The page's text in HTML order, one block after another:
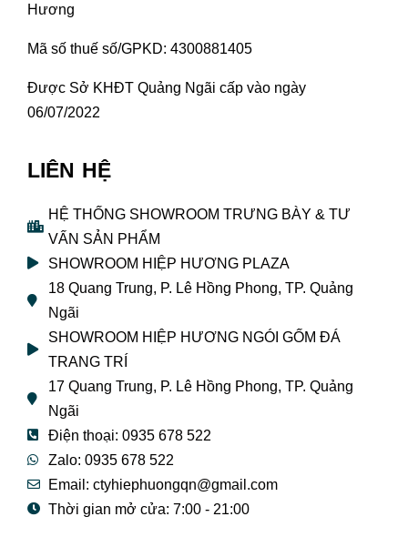
Hương
Mã số thuế số/GPKD: 4300881405
Được Sở KHĐT Quảng Ngãi cấp vào ngày
06/07/2022
LIÊN HỆ
HỆ THỐNG SHOWROOM TRƯNG BÀY & TƯ
VẤN SẢN PHẨM
SHOWROOM HIỆP HƯƠNG PLAZA
18 Quang Trung, P. Lê Hồng Phong, TP. Quảng
Ngãi
SHOWROOM HIỆP HƯƠNG NGÓI GỐM ĐÁ
TRANG TRÍ
17 Quang Trung, P. Lê Hồng Phong, TP. Quảng
Ngãi
Điện thoại: 0935 678 522
Zalo: 0935 678 522
Email: ctyhiephuongqn@gmail.com
Thời gian mở cửa: 7:00 - 21:00